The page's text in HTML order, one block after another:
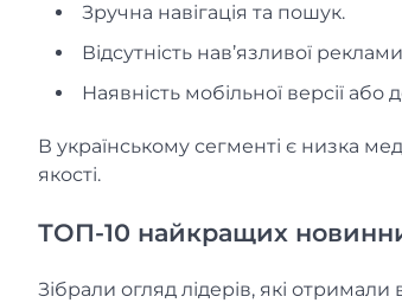
Зручна навігація та пошук.
Відсутність нав’язливої
Наявність мобільної версії або
В українському сегменті є низка
якості.
ТОП-10 найкращих
Зібрали огляд лідерів, які отримали